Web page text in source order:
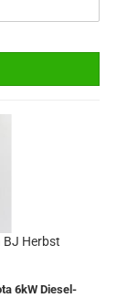
Herbst
6kW Diesel-